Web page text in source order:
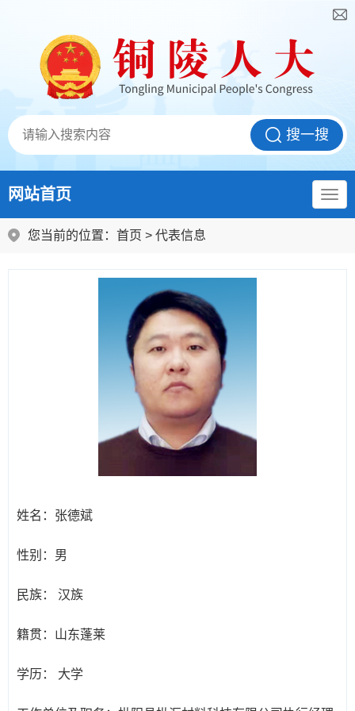
网站首页
您当前的位置： 首页 > 代表信息
姓名： 张德斌
性别： 男
民族： 汉族
籍贯： 山东蓬莱
学历： 大学